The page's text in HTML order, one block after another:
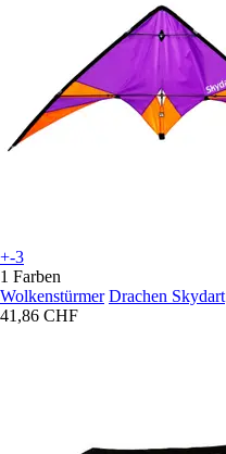
+-3
1 Farben
Wolkenstürmer Drachen Skydart
41,86 CHF